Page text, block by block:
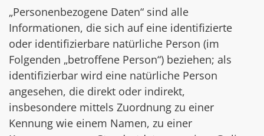
„Personenbezogene Daten“ sind alle
Informationen, die sich auf eine identifizierte
oder identifizierbare natürliche Person (im
Folgenden „betroffene Person“) beziehen; als
identifizierbar wird eine natürliche Person
angesehen, die direkt oder indirekt,
insbesondere mittels Zuordnung zu einer
Kennung wie einem Namen, zu einer